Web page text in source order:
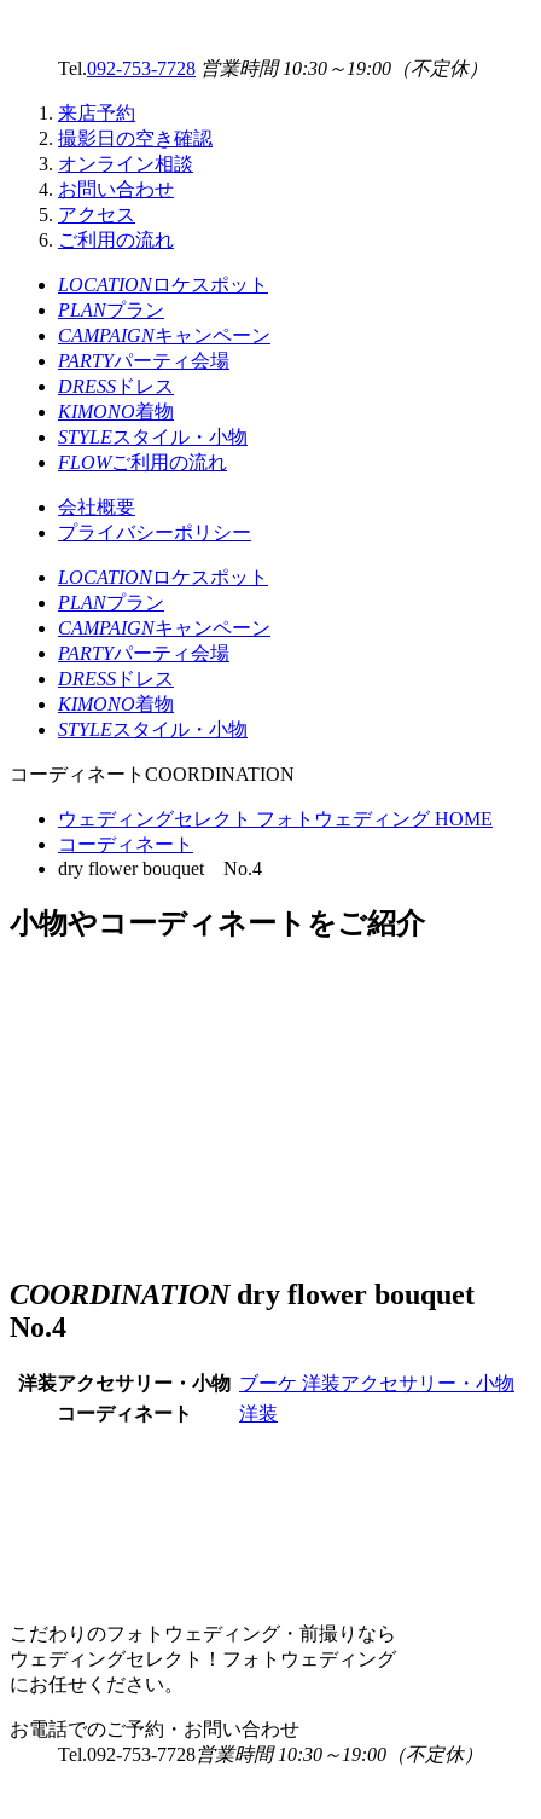
Tel.092-753-7728 営業時間 10:30～19:00（不定休）
来店予約
撮影日の空き確認
オンライン相談
お問い合わせ
アクセス
ご利用の流れ
LOCATIONロケスポット
PLANプラン
CAMPAIGNキャンペーン
PARTYパーティ会場
DRESS ドレス
KIMONO着物
STYLEスタイル・小物
FLOWご利用の流れ
会社概要
プライバシーポリシー
LOCATIONロケスポット
PLANプラン
CAMPAIGNキャンペーン
PARTYパーティ会場
DRESS ドレス
KIMONO着物
STYLEスタイル・小物
コーディネート COORDINATION
ウェディングセレクト フォトウェディング HOME
コーディネート
dry flower bouquet No.4
小物やコーディネートをご紹介
COORDINATION dry flower bouquet
No.4
洋装アクセサリー・小物 ブーケ 洋装アクセサリー・小物
コーディネート
洋装
こだわりのフォトウェディング・前撮りなら
ウェディングセレクト！フォトウェディング
にお任せください。
お電話でのご予約・お問い合わせ
Tel.092-753-7728営業時間 10:30～19:00（不定休）